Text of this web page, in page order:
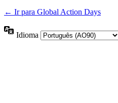
← Ir para Global Action Days
Idioma